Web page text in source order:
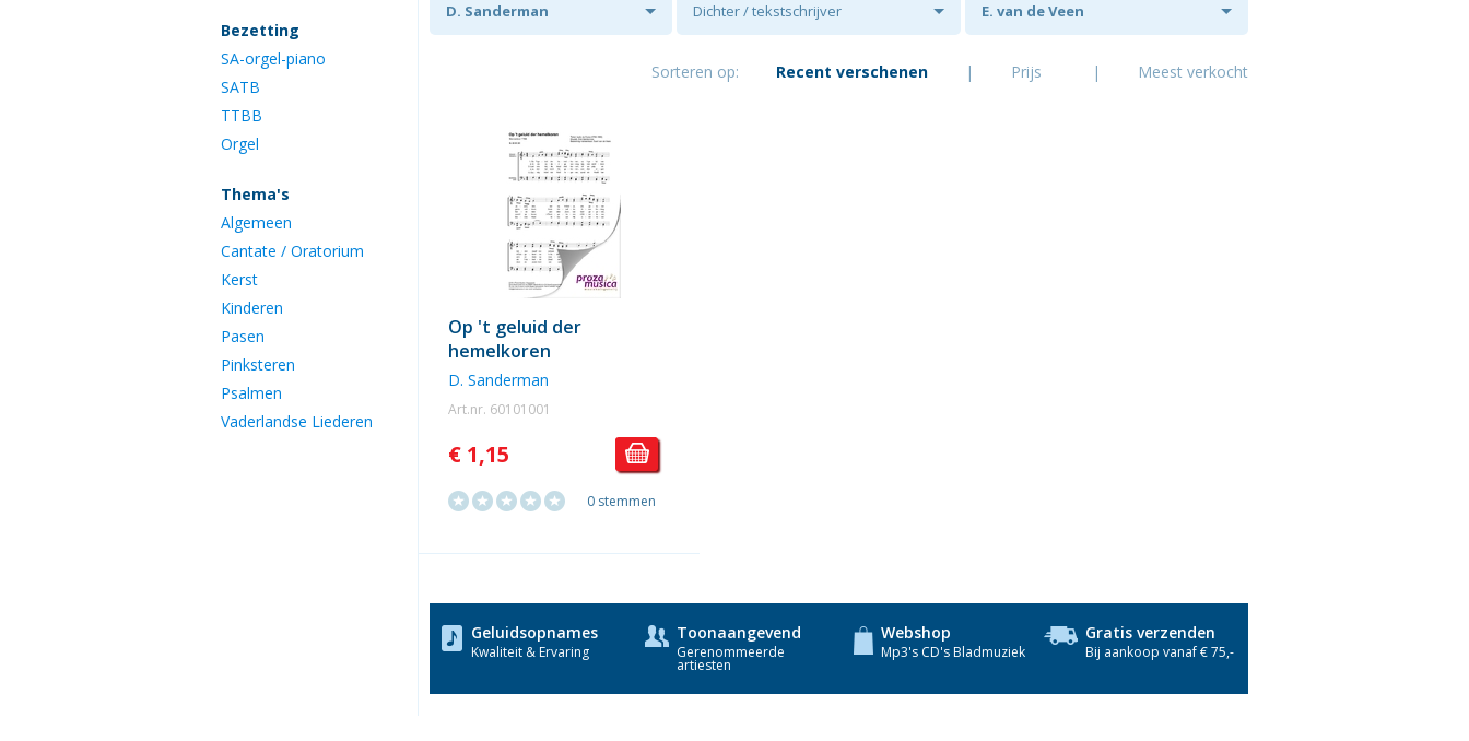
Bezetting
SA-orgel-piano
SATB
TTBB
Orgel
Thema's
Algemeen
Cantate / Oratorium
Kerst
Kinderen
Pasen
Pinksteren
Psalmen
Vaderlandse Liederen
D. Sanderman Dichter / tekstschrijver E. van de Veen
Sorteren op: Recent verschenen | Prijs | Meest verkocht
Op 't geluid der
hemelkoren
D. Sanderman
Art.nr. 60101001
€ 1,15
0 stemmen
Geluidsopnames
Kwaliteit & Ervaring
Toonaangevend
Gerenommeerde
artiesten
Webshop
Mp3's CD's Bladmuziek
Gratis verzenden
Bij aankoop vanaf € 75,-